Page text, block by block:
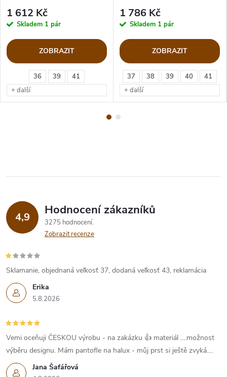
36 39
41
+ další
1 612 Kč
Skladem 1 pár
ZOBRAZIT
37 38 39 40
41
+ další
1 786 Kč
Skladem 1 pár
ZOBRAZIT
4,9 Hodnocení zákazníků
3275 hodnocení
Zobrazit recenze
Erika
5.8.2026
Sklamanie, objednaná veľkosť 37, dodaná veľkosť 43, reklamácia
Jana Šafářová
Vemi oceňuji ČESKOU výrobu - na zakázku 👍 materiál ....možnost
výběru designu. Mám pantofle na halux - můj prst si ještě zvyká....